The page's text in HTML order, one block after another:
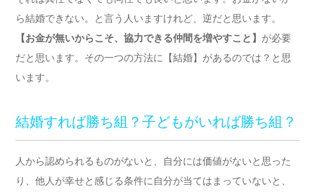
ら結婚できない。と言う人いますけれど、逆だと思います。
【お金が無いからこそ、協力できる仲間を増やすこと】 が必要
だと思います。その一つの方法に【結婚】があるのでは？と思
います。
結婚すれば勝ち組？子どもがいれば勝ち組？
人から認められるものがないと、自分には価値がないと思った
り、他人が幸せと感じる条件に自分が当てはまっていないと、